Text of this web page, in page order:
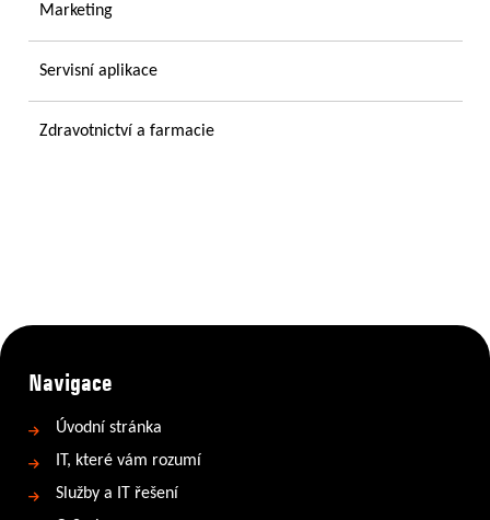
Marketing
Servisní aplikace
Zdravotnictví a farmacie
Navigace
Úvodní stránka
IT, které vám rozumí
Služby a IT řešení